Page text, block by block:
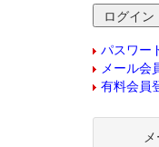
パスワー
メール会
有料会員